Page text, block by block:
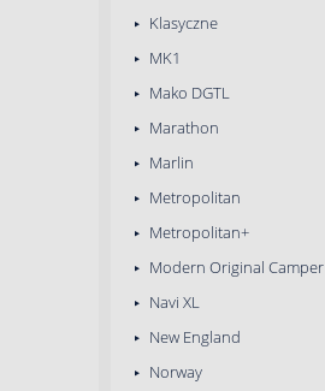
Klasyczne
MK1
Mako DGTL
Marathon
Marlin
Metropolitan
Metropolitan+
Modern Original Camper
Navi XL
New England
Norway